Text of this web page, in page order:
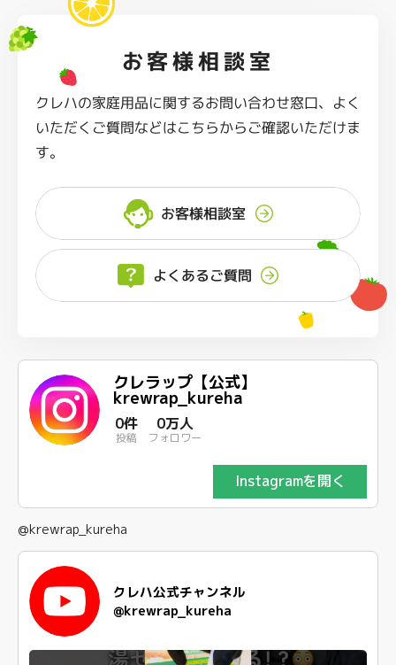
お客様相談室
クレハの家庭用品に関するお問い合わせ窓口、よく
いただくご質問などはこちらからご確認いただけま
す。
お客様相談室
よくあるご質問
クレラップ【公式】
krewrap_kureha
0件
投稿
0万人
フォロワー
Instagramを開く
@krewrap_kureha
クレハ公式チャンネル
@krewrap_kureha